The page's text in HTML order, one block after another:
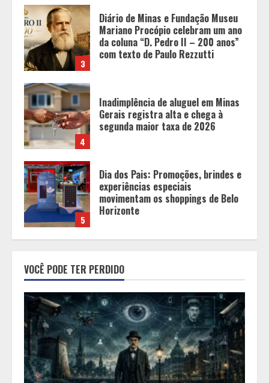
4
Inadimplência de aluguel em Minas
Gerais registra alta e chega à
segunda maior taxa de 2026
5
Dia dos Pais: Promoções, brindes e
experiências especiais
movimentam os shoppings de Belo
Horizonte
1
O Bloomsday hoje: 18 horas na vida
de Dublin sob vigilância
programação de família no Dia dos
Pais
3
Diário de Minas e Fundação Museu
Mariano Procópio celebram um ano
da coluna “D. Pedro II – 200 anos”
com texto de Paulo Rezzutti
VOCÊ PODE TER PERDIDO